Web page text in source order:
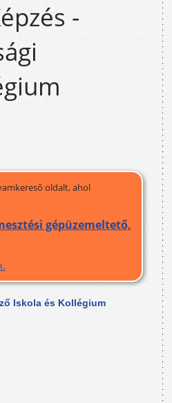
-
oldalt, ahol
gépüzemeltető,
Iskola és Kollégium